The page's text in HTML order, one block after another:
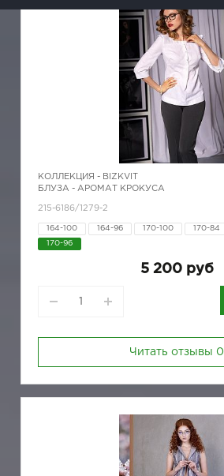
КОЛЛЕКЦИЯ - BIZKVIT
БЛУЗА - АРОМАТ КРОКУСА
215-6186/1279-2
164-100 164-96 170-100 170-84
170-96
5 200 руб
Читать отзывы 0